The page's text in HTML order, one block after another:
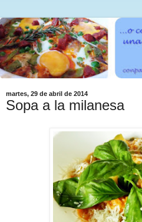
martes, 29 de abril de 2014
Sopa a la milanesa